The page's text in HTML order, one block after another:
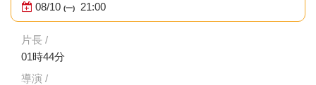
08/10 (一) 21:00
片長 /
01時44分
導演 /